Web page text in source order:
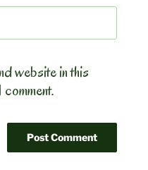
website in this